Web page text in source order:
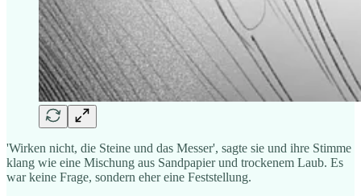
'Wirken nicht, die Steine und das Messer', sagte sie und ihre Stimme
klang wie eine Mischung aus Sandpapier und trockenem Laub. Es
war keine Frage, sondern eher eine Feststellung.